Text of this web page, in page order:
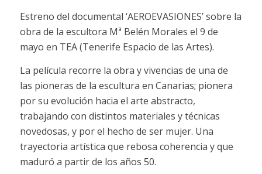
Estreno del documental ‘AEROEVASIONES’ sobre la
obra de la escultora Mª Belén Morales el 9 de
mayo en TEA (Tenerife Espacio de las Artes).
La película recorre la obra y vivencias de una de
las pioneras de la escultura en Canarias; pionera
por su evolución hacia el arte abstracto,
trabajando con distintos materiales y técnicas
novedosas, y por el hecho de ser mujer. Una
trayectoria artística que rebosa coherencia y que
maduró a partir de los años 50.